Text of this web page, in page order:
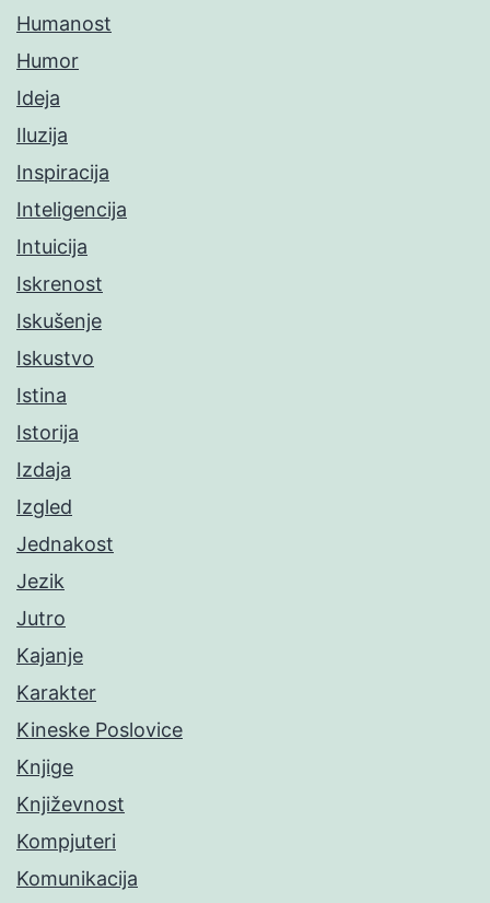
Humanost
Humor
Ideja
Iluzija
Inspiracija
Inteligencija
Intuicija
Iskrenost
Iskušenje
Iskustvo
Istina
Istorija
Izdaja
Izgled
Jednakost
Jezik
Jutro
Kajanje
Karakter
Kineske Poslovice
Knjige
Književnost
Kompjuteri
Komunikacija